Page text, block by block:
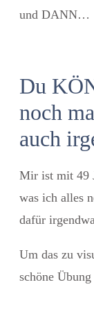
und DANN…
Du
noch
auch
Mir ist mit 49
was ich alles
dafür
Um das zu
schöne